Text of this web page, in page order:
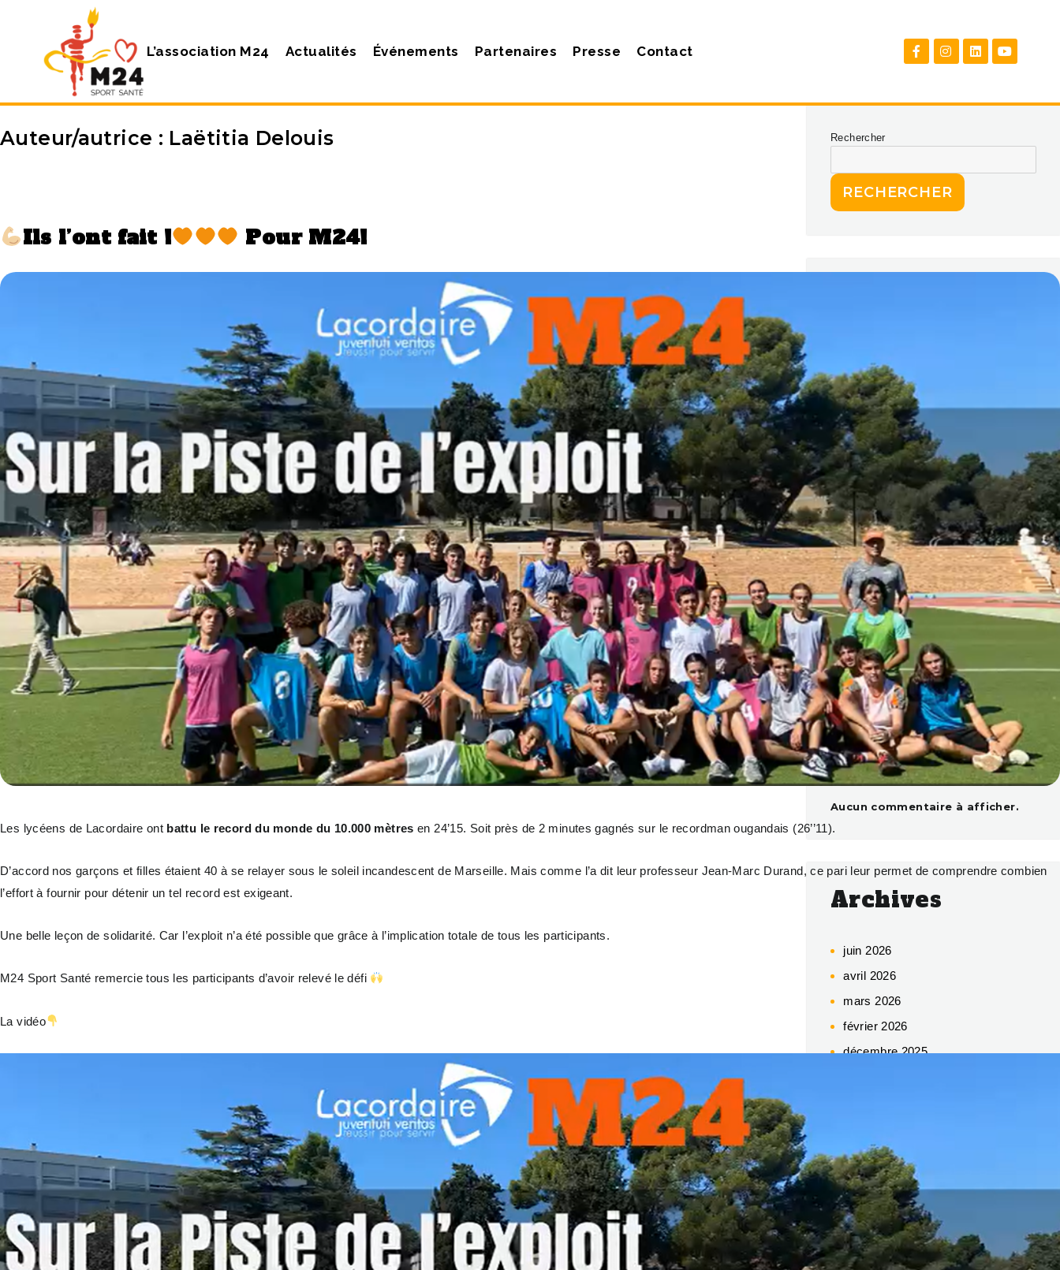
L’association M24 Actualités Événements Partenaires Presse Contact
Auteur/autrice : Laëtitia Delouis
Ils l’ont fait ! Pour M24!
Les lycéens de Lacordaire ont battu le record du monde du 10.000 mètres en 24’15. Soit près de 2 minutes gagnés sur le recordman ougandais (26’’11).
D’accord nos garçons et filles étaient 40 à se relayer sous le soleil incandescent de Marseille. Mais comme l’a dit leur professeur Jean-Marc Durand, ce pari leur permet de comprendre combien
l’effort à fournir pour détenir un tel record est exigeant.
Une belle leçon de solidarité. Car l’exploit n’a été possible que grâce à l’implication totale de tous les participants.
M24 Sport Santé remercie tous les participants d’avoir relevé le défi
La vidéo
Rechercher
RECHERCHER
collégiennes
800 écoliers enchaînent 640 km : la
magie du sport a encore frappé !
La belle leçon de sport des 4
mousquetaires
Les lycéens d’Edmond Rostand
veulent améliorer leur santé
Eau + légumes + sport + sommeil :
la recette gagnante de La
Cadenelle
Commentaires
récents
Aucun commentaire à afficher.
Archives
juin 2026
avril 2026
mars 2026
février 2026
décembre 2025
juin 2025
mai 2025
avril 2025
mars 2025
février 2025